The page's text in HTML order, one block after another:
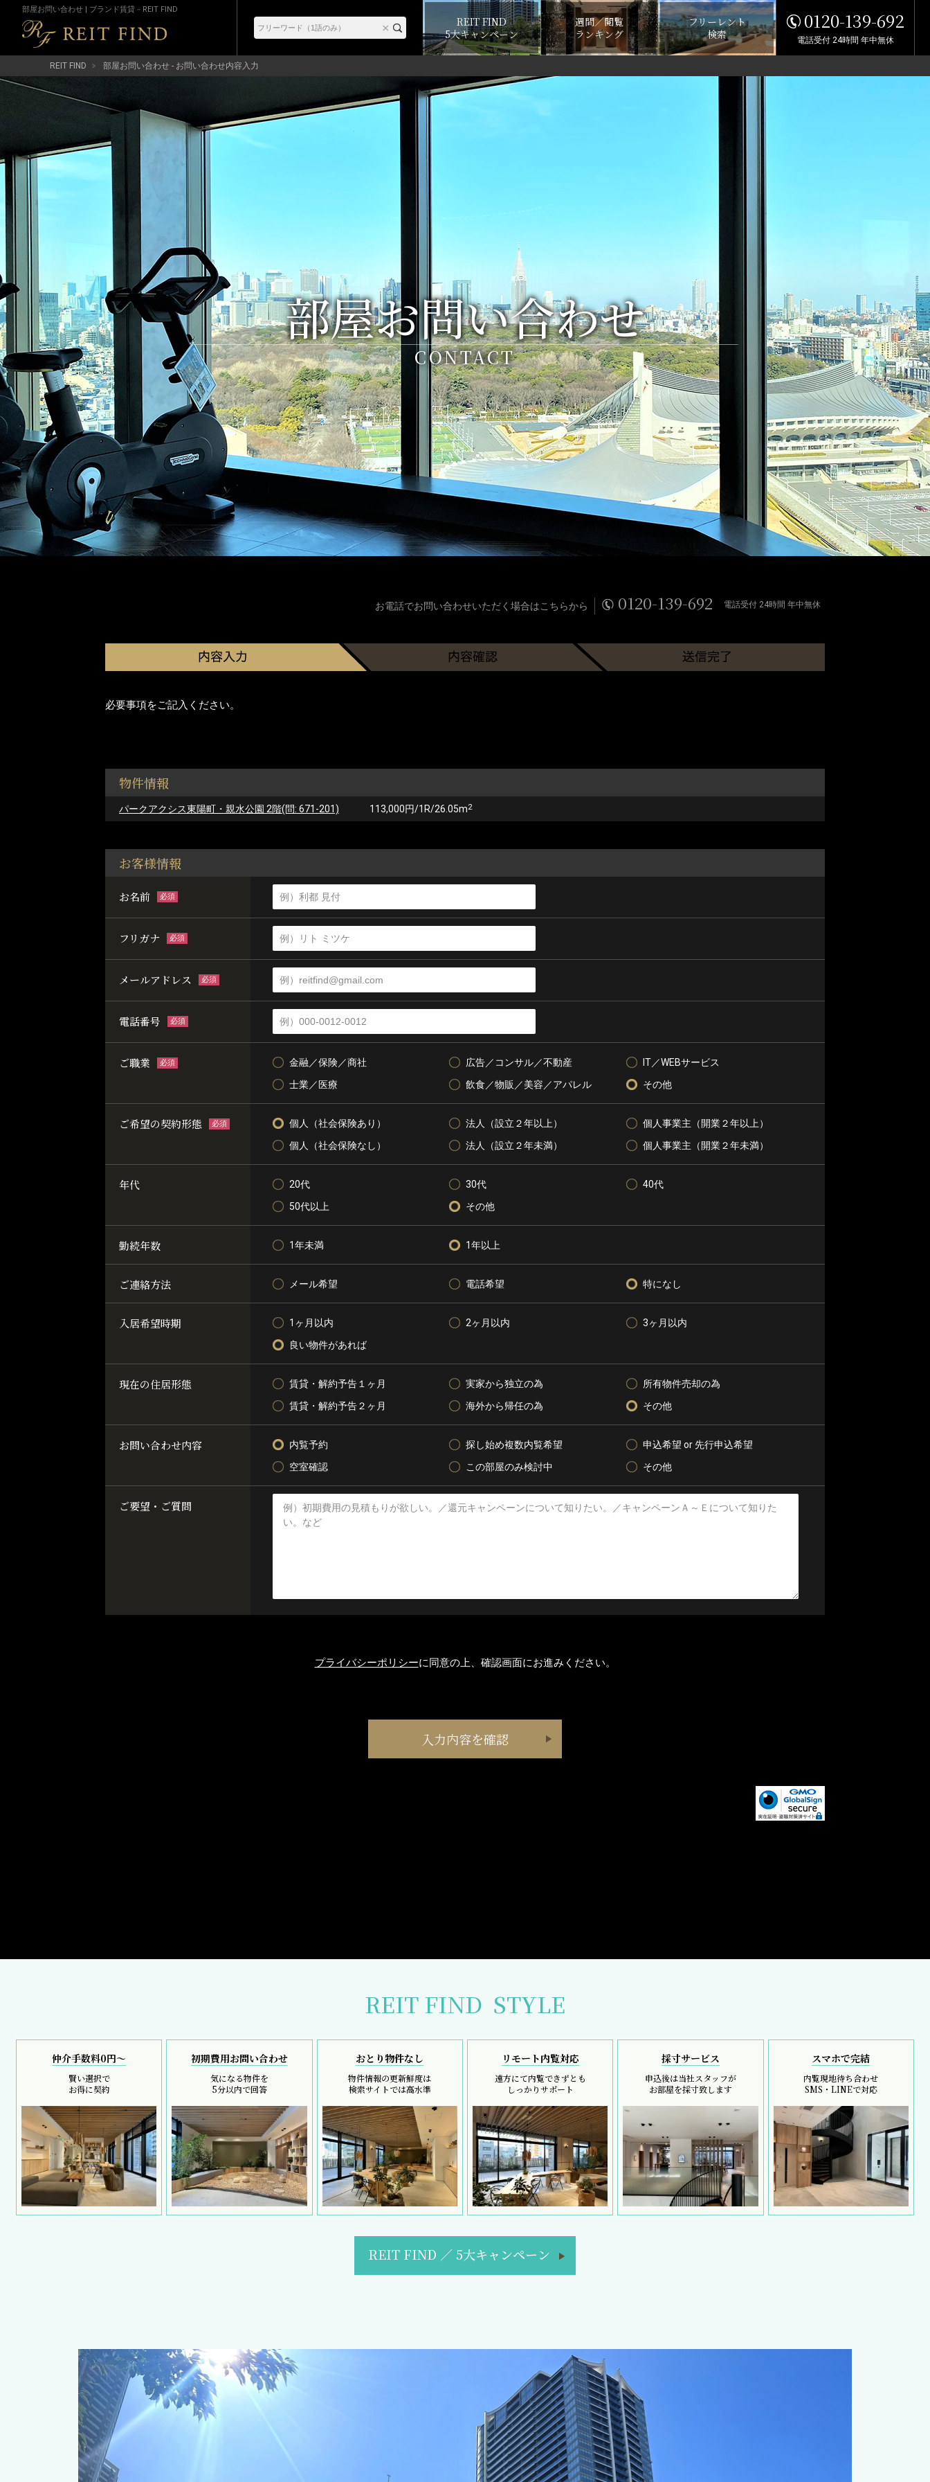
部屋お問い合わせ | ブランド賃貸－REIT FIND
REIT FIND
5大キャンペーン
週間／閲覧
ランキング
フリーレント
検索
0120-139-692
電話受付 24時間 年中無休
REIT FIND 部屋お問い合わせ - お問い合わせ内容入力
部屋お問い合わせ
CONTACT
お電話でお問い合わせいただく場合はこちらから 0120-139-692 電話受付 24時間 年中無休
必要事項をご記入ください。
物件情報
パークアクシス東陽町・親水公園 2階(問: 671-201) 113,000円/1R/26.05m2
お客様情報
お名前 必須
フリガナ 必須
メールアドレス 必須
電話番号 必須
ご職業 必須 金融／保険／商社 広告／コンサル／不動産
IT／WEBサービス
士業／医療
飲食／物販／美容／アパレル その他
ご希望の契約形態 必須 個人（社会保険あり） 法人（設立２年以上）
個人事業主（開業２年以上）
個人（社会保険なし）
法人（設立２年未満） 個人事業主（開業２年未満）
年代 20代 30代
40代
50代以上
その他
勤続年数 1年未満 1年以上
ご連絡方法 メール希望 電話希望 特になし
入居希望時期 1ヶ月以内 2ヶ月以内
3ヶ月以内
良い物件があれば
現在の住居形態 賃貸・解約予告１ヶ月 実家から独立の為
所有物件売却の為
賃貸・解約予告２ヶ月
海外から帰任の為 その他
お問い合わせ内容 内覧予約 探し始め複数内覧希望
申込希望 or 先行申込希望
空室確認
この部屋のみ検討中 その他
ご要望・ご質問
プライバシーポリシーに同意の上、確認画面にお進みください。
REIT FIND STYLE
仲介手数料0円～
賢い選択で
お得に契約
初期費用お問い合わせ
気になる物件を
5分以内で回答
おとり物件なし
物件情報の更新鮮度は
検索サイトでは高水準
リモート内覧対応
遠方にて内覧できずとも
しっかりサポート
採寸サービス
申込後は当社スタッフが
お部屋を採寸致します
スマホで完結
内覧現地待ち合わせ
SMS・LINEで対応
REIT FIND ／ 5大キャンペーン